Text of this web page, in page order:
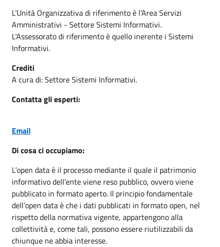
L'Unità Organizzativa di riferimento è l'Area Servizi
Amministrativi - Settore Sistemi Informativi.
L'Assessorato di riferimento è quello inerente i Sistemi
Informativi.
Crediti
A cura di: Settore Sistemi Informativi.
Contatta gli esperti:
Email
Di cosa ci occupiamo:
L’open data è il processo mediante il quale il patrimonio
informativo dell’ente viene reso pubblico, ovvero viene
pubblicato in formato aperto. Il principio fondamentale
dell’open data è che i dati pubblicati in formato open, nel
rispetto della normativa vigente, appartengono alla
collettività e, come tali, possono essere riutilizzabili da
chiunque ne abbia interesse.